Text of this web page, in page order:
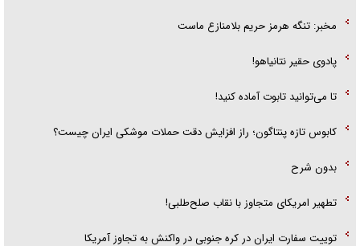
مخبر: تنگه هرمز حریم بلامنازع ماست
پادوی حقیر نتانیاهو!
تا می‌توانید تابوت آماده کنید!
کابوس تازه پنتاگون؛ راز افزایش دقت حملات موشکی ایران چیست؟
بدون شرح
تطهیر امریکای متجاوز با نقاب صلح‌طلبی!
توییت سفارت ایران در کره جنوبی در واکنش به تجاوز آمریکا